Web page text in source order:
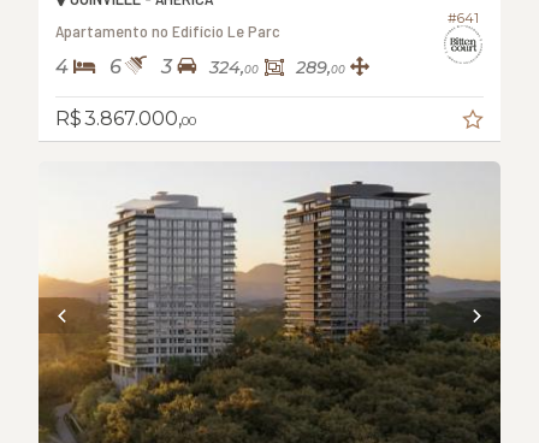
#641
Apartamento no Edifício Le Parc
4 6 3 324,00 289,00
R$ 3.867.000,00